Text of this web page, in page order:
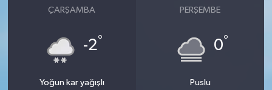
ÇARŞAMBA
-2°
Yoğun kar yağışlı
PERŞEMBE
0°
Puslu